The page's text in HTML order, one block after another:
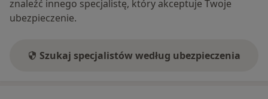
znaleźć innego specjalistę, który akceptuje Twoje
ubezpieczenie.
Szukaj specjalistów według ubezpieczenia